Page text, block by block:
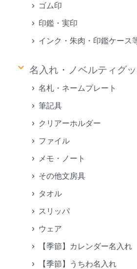
ゴム印
印鑑・実印
インク・朱肉・印鑑ケース
keyboard_arrow_down 名入れ・ノベルティグ
名札・ネームプレート
筆記具
クリアーホルダー
ファイル
メモ・ノート
その他文房具
タオル
スリッパ
ウェア
【季節】カレンダー名入れ
【季節】うちわ名入れ